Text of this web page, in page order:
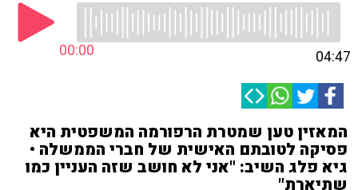
00:00 04:47
המאזין טען שמטרת הרפורמה המשפטית היא
פסיקה לטובתם האישית של חברי הממשלה •
גיא פלג השיב: "אני לא חושב שזה העניין כמו
שתיארת"